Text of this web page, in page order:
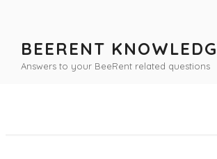
contenuto
BEERENT
Answers to your BeeRent related questions